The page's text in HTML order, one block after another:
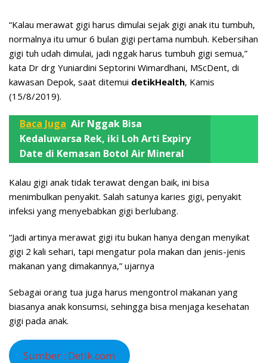
“Kalau merawat gigi harus dimulai sejak gigi anak itu tumbuh,
normalnya itu umur 6 bulan gigi pertama numbuh. Kebersihan
gigi tuh udah dimulai, jadi nggak harus tumbuh gigi semua,”
kata Dr drg Yuniardini Septorini Wimardhani, MScDent, di
kawasan Depok, saat ditemui detikHealth, Kamis
(15/8/2019).
Baca Juga Air Nggak Bisa
Kedaluwarsa Rek, iki Loh Arti Expiry
Date di Kemasan Botol Air Mineral
Kalau gigi anak tidak terawat dengan baik, ini bisa
menimbulkan penyakit. Salah satunya karies gigi, penyakit
infeksi yang menyebabkan gigi berlubang.
“Jadi artinya merawat gigi itu bukan hanya dengan menyikat
gigi 2 kali sehari, tapi mengatur pola makan dan jenis-jenis
makanan yang dimakannya,” ujarnya
Sebagai orang tua juga harus mengontrol makanan yang
biasanya anak konsumsi, sehingga bisa menjaga kesehatan
gigi pada anak.
Sumber : Detik.com